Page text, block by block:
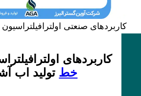
کاربردهای صنعتی
کاربردهای
خط تولید اب